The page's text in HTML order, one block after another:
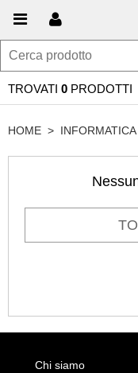
TROVATI 0 PRODOTTI
HOME > INFORMATICA
Chi siamo